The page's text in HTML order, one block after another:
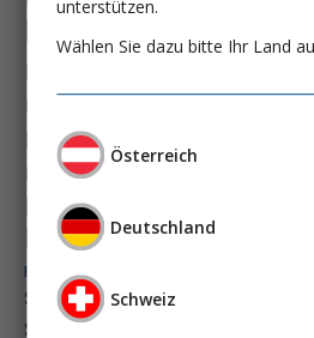
leberzirrhose
masld
multiples myelom
nephro-news
niereninsuffizienz
peg-
perioperative
pisces-studie
schluckstörung
septischer schock
unterstützen.
Wählen Sie dazu bitte Ihr Land
Österreich
Deutschland
Schweiz